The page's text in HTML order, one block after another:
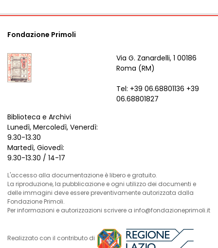
Fondazione Primoli
Via G. Zanardelli, 1 00186
Roma (RM)
Tel: +39 06.68801136 +39
06.68801827
Biblioteca e Archivi
Lunedì, Mercoledì, Venerdì:
9.30-13.30
Martedì, Giovedì:
9.30-13.30 / 14-17
L'accesso alla documentazione è libero e gratuito.
La riproduzione, la pubblicazione e ogni utilizzo dei documenti e
delle immagini deve essere preventivamente autorizzata dalla
Fondazione Primoli.
Per informazioni e autorizzazioni scrivere a info@fondazioneprimoli.it
Realizzato con il contributo di